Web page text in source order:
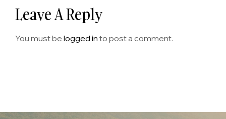
Leave A Reply
You must be logged in to post a comment.